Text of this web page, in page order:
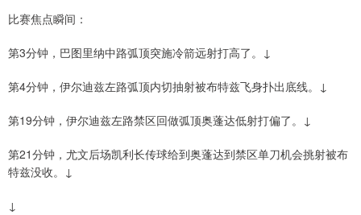
比赛焦点瞬间：
第3分钟，巴图里纳中路弧顶突施冷箭远射打高了。↓
第4分钟，伊尔迪兹左路弧顶内切抽射被布特兹飞身扑出底线。↓
第19分钟，伊尔迪兹左路禁区回做弧顶奥蓬达低射打偏了。↓
第21分钟，尤文后场凯利长传球给到奥蓬达到禁区单刀机会挑射被布
特兹没收。↓
↓